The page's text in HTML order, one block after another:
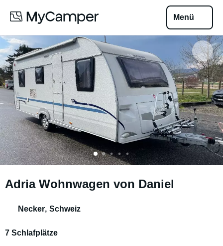
Menü
Adria Wohnwagen von Daniel
Necker, Schweiz
7 Schlafplätze